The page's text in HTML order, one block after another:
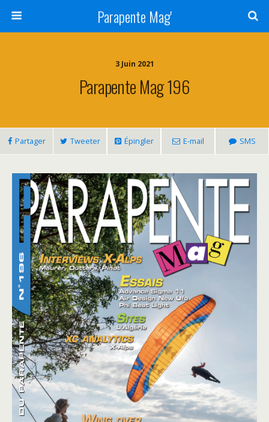
Parapente Mag'
3 Juin 2021
Parapente Mag 196
Partager Tweeter Épingler E-mail SMS